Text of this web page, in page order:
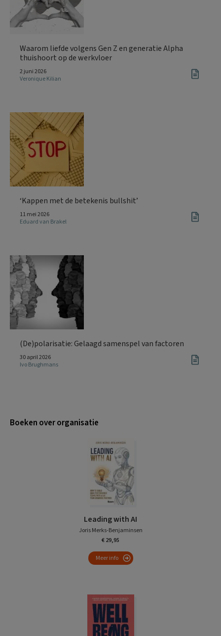
Waarom liefde volgens Gen Z en generatie Alpha
thuishoort op de werkvloer
2 juni 2026
Veronique Kilian
‘Kappen met de betekenis bullshit’
11 mei 2026
Eduard van Brakel
(De)polarisatie: Gelaagd samenspel van factoren
30 april 2026
Ivo Brughmans
Boeken over organisatie
Leading with AI
Joris Merks-Benjaminsen
€ 29,95
Meer info